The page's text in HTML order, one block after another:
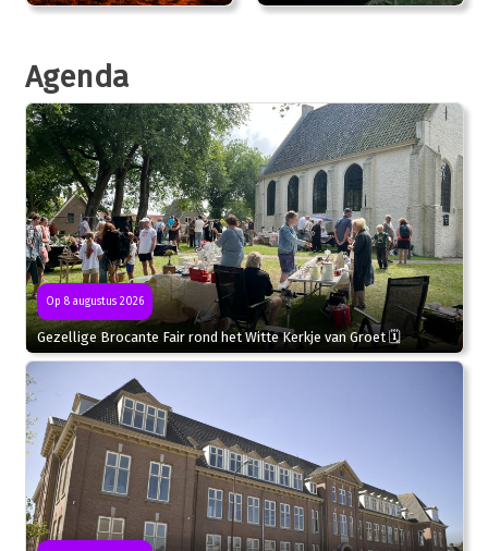
Agenda
Op 8 augustus 2026
Gezellige Brocante Fair rond het Witte Kerkje van Groet 🗓